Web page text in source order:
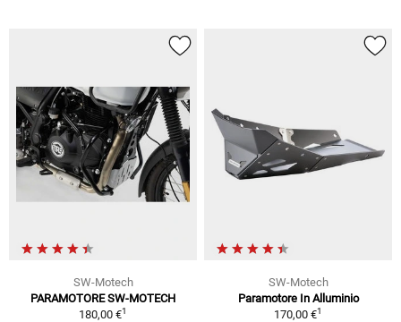
SW-Motech
PARAMOTORE SW-MOTECH
180,00 €1
SW-Motech
Paramotore In Alluminio
170,00 €1